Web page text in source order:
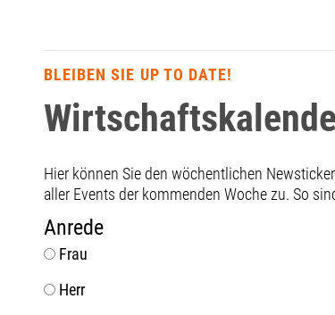
BLEIBEN SIE UP TO DATE!
Hier können Sie den wöchentlichen
aller Events der kommenden Woche zu. So
Anrede
Frau
Herr